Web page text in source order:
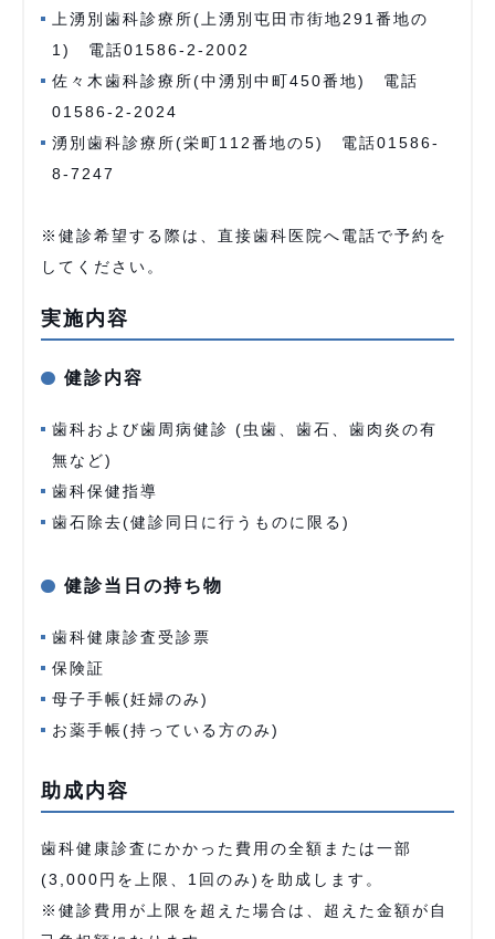
上湧別歯科診療所(上湧別屯田市街地291番地の
1) 電話01586-2-2002
佐々木歯科診療所(中湧別中町450番地) 電話
01586-2-2024
湧別歯科診療所(栄町112番地の5) 電話01586-
8-7247
※健診希望する際は、直接歯科医院へ電話で予約を
してください。
実施内容
健診内容
歯科および歯周病健診 (虫歯、歯石、歯肉炎の有
無など)
歯科保健指導
歯石除去(健診同日に行うものに限る)
健診当日の持ち物
歯科健康診査受診票
保険証
母子手帳(妊婦のみ)
お薬手帳(持っている方のみ)
助成内容
歯科健康診査にかかった費用の全額または一部
(3,000円を上限、1回のみ)を助成します。
※健診費用が上限を超えた場合は、超えた金額が自